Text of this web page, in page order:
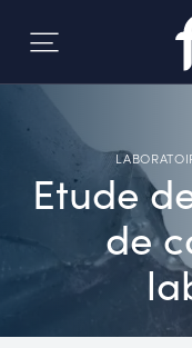
Etude
de